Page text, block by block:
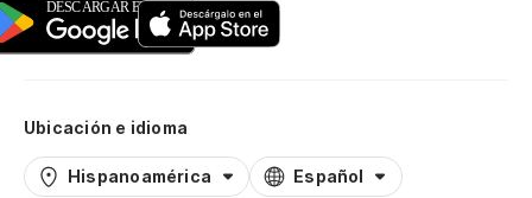
Ubicación e idioma
Hispanoamérica Español